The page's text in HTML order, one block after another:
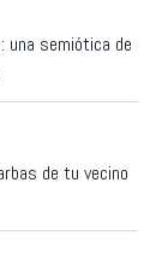
una semiótica de
de tu vecino